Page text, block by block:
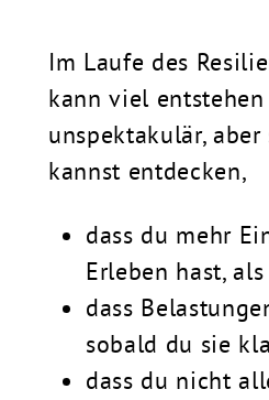
Im Laufe des
kann viel
unspektakulär, aber
kannst entdecken,
dass du mehr
Erleben hast,
dass
sobald du sie
dass du nicht